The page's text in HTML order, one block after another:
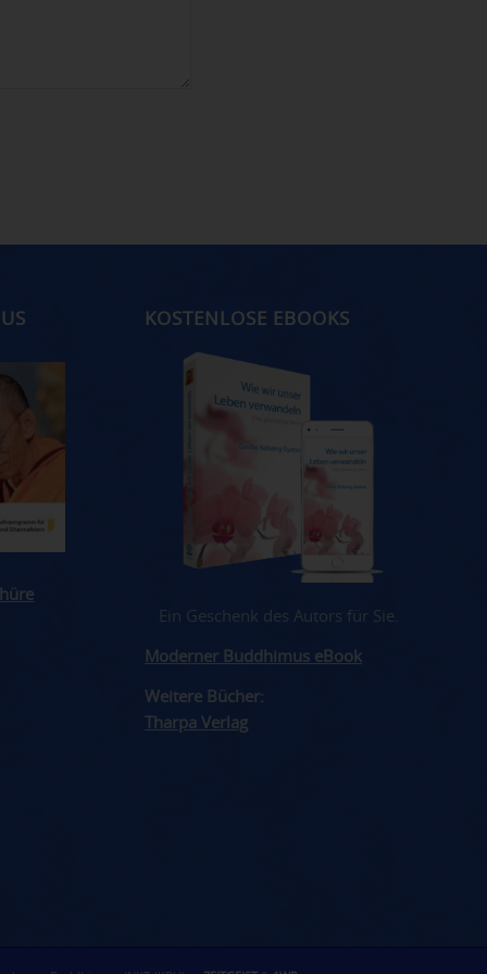
KOSTENLOSE EBOOKS
Ein Geschenk des Autors für Sie.
Moderner Buddhimus eBook
Weitere Bücher:
Tharpa Verlag